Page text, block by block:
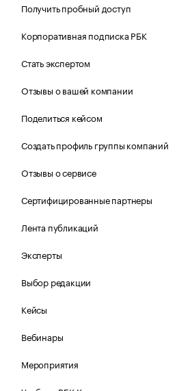
Получить пробный доступ
Корпоративная подписка РБК
Стать экспертом
Отзывы о вашей компании
Поделиться кейсом
Создать профиль группы компаний
Отзывы о сервисе
Сертифицированные партнеры
Лента публикаций
Эксперты
Выбор редакции
Кейсы
Вебинары
Мероприятия